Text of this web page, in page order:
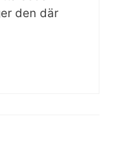
den där